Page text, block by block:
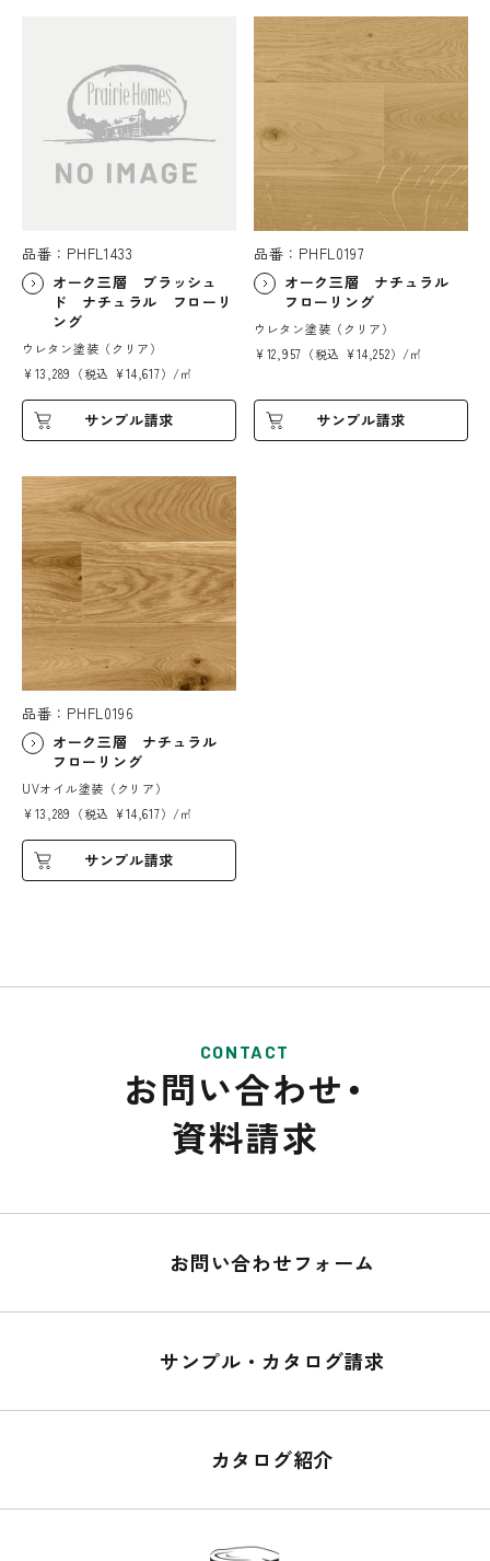
品番：PHFL1433
オーク三層 ブラッシュ
ド ナチュラル フローリ
ング
ウレタン塗装（クリア）
¥13,289（税込 ¥14,617）/㎡
サンプル請求
品番：PHFL0197
オーク三層 ナチュラル
フローリング
ウレタン塗装（クリア）
¥12,957（税込 ¥14,252）/㎡
サンプル請求
品番：PHFL0196
オーク三層 ナチュラル
フローリング
UVオイル塗装（クリア）
¥13,289（税込 ¥14,617）/㎡
サンプル請求
CONTACT
お問い合わせ・
資料請求
お問い合わせフォーム
サンプル・カタログ請求
カタログ紹介